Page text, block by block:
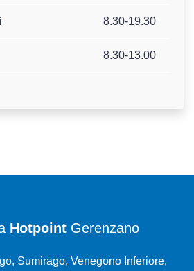
8.30-19.30
8.30-13.00
HotpointGerenzano
Sumirago, Venegono Inferiore,